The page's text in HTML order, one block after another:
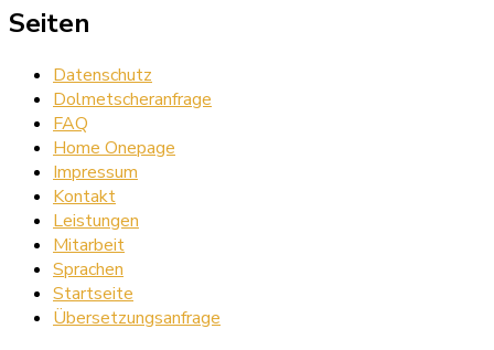
Seiten
Datenschutz
Dolmetscheranfrage
FAQ
Home Onepage
Impressum
Kontakt
Leistungen
Mitarbeit
Sprachen
Startseite
Übersetzungsanfrage